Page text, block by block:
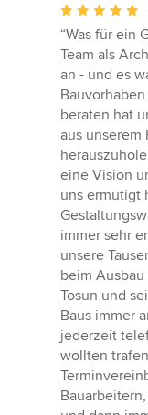
Bewertung:
5
von
5
Sternen
“Was für ein
Team als
an - und es
beraten hat
aus unserem
eine Vision
uns ermutigt
immer sehr
unsere
beim
Tosun und
Baus immer
jederzeit
wollten